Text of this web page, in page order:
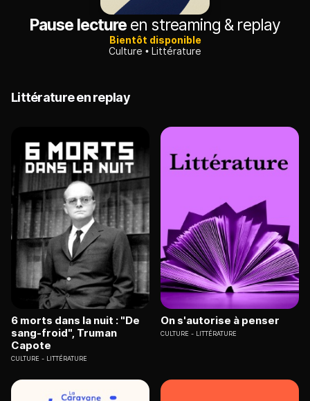
Pause lecture en streaming & replay
Bientôt disponible
Culture
Littérature
Littérature en replay
6 morts dans la nuit : "De
sang-froid", Truman
Capote
CULTURE LITTÉRATURE
On s'autorise à penser
CULTURE LITTÉRATURE